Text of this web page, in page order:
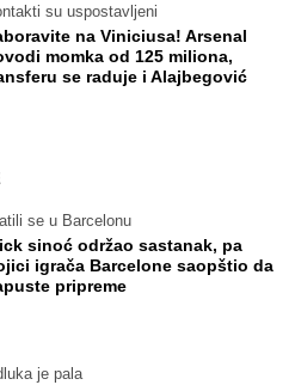
su uspostavljeni
na Viniciusa! Arsenal
momka od 125 miliona,
se raduje i Alajbegović
se u Barcelonu
sinoć održao sastanak, pa
igrača Barcelone saopštio da
pripreme
je pala